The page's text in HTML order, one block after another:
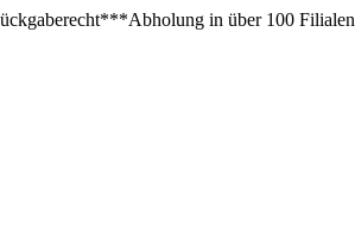
Abholung in über 100 Filialen